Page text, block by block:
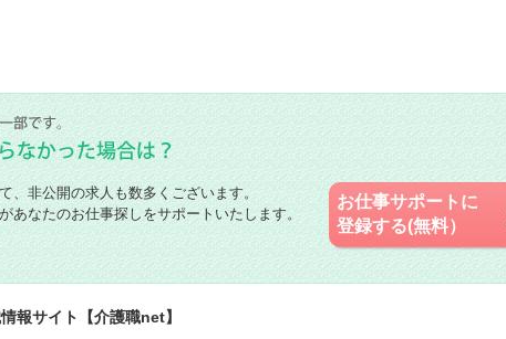
、非公開の求人も数多くございます。
あなたのお仕事探しをサポートいたします。
お仕事サポートに
登録する(無料）
報サイト【介護職net】